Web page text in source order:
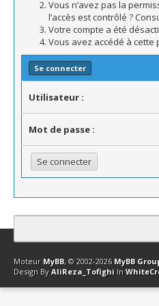
Vous n’avez pas la
l’accès est contrôlé ?
Votre compte a été
Vous avez accédé à
Se connecter
Utilisateur :
Mot de passe :
Contact Club Affiliation
Moteur MyBB, © 2002-2026 MyBB
Design By AliReza_Tofighi In